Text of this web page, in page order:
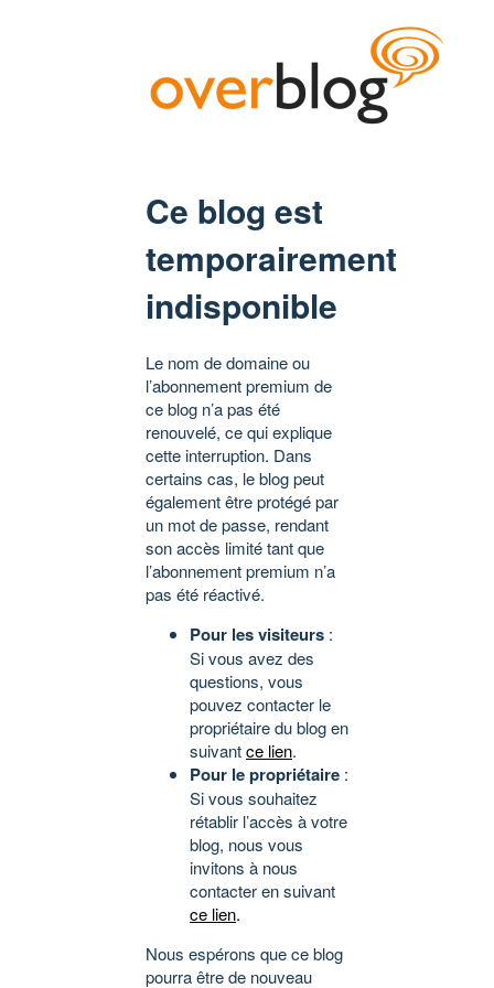
Ce blog est
temporairement
indisponible
Le nom de domaine ou
l’abonnement premium de
ce blog n’a pas été
renouvelé, ce qui explique
cette interruption. Dans
certains cas, le blog peut
également être protégé par
un mot de passe, rendant
son accès limité tant que
l’abonnement premium n’a
pas été réactivé.
Pour les visiteurs :
Si vous avez des
questions, vous
pouvez contacter le
propriétaire du blog en
suivantce lien.
Pour le propriétaire :
Si vous souhaitez
rétablir l’accès à votre
blog, nous vous
invitons à nous
contacter en suivant
ce lien.
Nous espérons que ce blog
pourra être de nouveau